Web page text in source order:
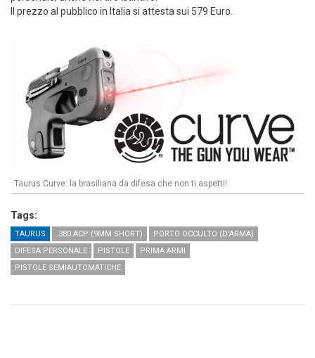
Il prezzo al pubblico in Italia si attesta sui 579 Euro.
Taurus Curve: la brasiliana da difesa che non ti aspetti!
Tags:
TAURUS .380 ACP (9MM SHORT)
PORTO OCCULTO (D'ARMA)
DIFESA PERSONALE
PISTOLE
PRIMA ARMI
PISTOLE SEMIAUTOMATICHE